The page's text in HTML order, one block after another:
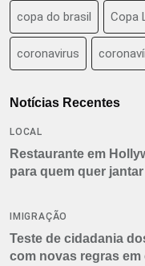
copa do brasil Copa
coronavirus
Notícias Recentes
LOCAL
Restaurante em
para quem quer
IMIGRAÇÃO
Teste de cidadania
com novas regras em